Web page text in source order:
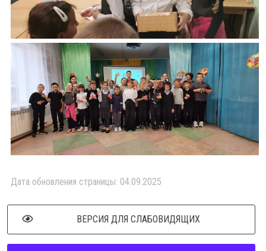
Дата обновления страницы: 04.09.2025
ВЕРСИЯ ДЛЯ СЛАБОВИДЯЩИХ